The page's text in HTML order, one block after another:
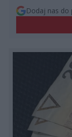
Dodaj nas do